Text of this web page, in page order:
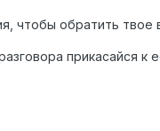
чтобы обратить твое
прикасайся к